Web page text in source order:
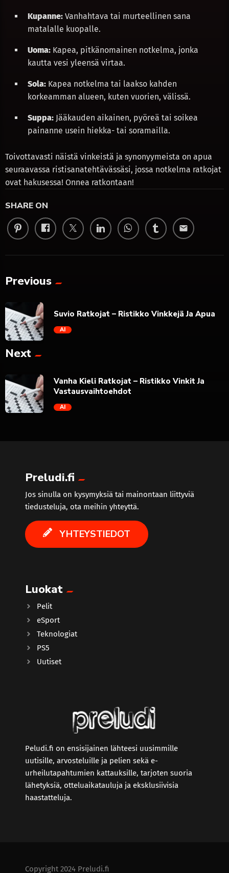
Kupanne: Vanhahtava tai murteellinen sana
matalalle kuopalle.
Uoma: Kapea, pitkänomainen notkelma, jonka
kautta vesi yleensä virtaa.
Sola: Kapea notkelma tai laakso kahden
korkeamman alueen, kuten vuorien, välissä.
Suppa: Jääkauden aikainen, pyöreä tai soikea
painanne usein hiekka- tai soramailla.
Toivottavasti näistä vinkeistä ja synonyymeista on apua
seuraavassa ristisanatehtävässäsi, jossa notkelma ratkojat
ovat hakusessa! Onnea ratkontaan!
SHARE ON
email
Previous
Suvio Ratkojat – Ristikko Vinkkejä Ja Apua
AI
Next
Vanha Kieli Ratkojat – Ristikko Vinkit Ja
Vastausvaihtoehdot
AI
Preludi.fi
Jos sinulla on kysymyksiä tai mainontaan liittyviä
tiedusteluja, ota meihin yhteyttä.
YHTEYSTIEDOT
Luokat
Pelit
eSport
Teknologiat
PS5
Uutiset
Peludi.fi on ensisijainen lähteesi uusimmille
uutisille, arvosteluille ja pelien sekä e-
urheilutapahtumien kattauksille, tarjoten suoria
lähetyksiä, otteluaikatauluja ja eksklusiivisia
haastatteluja.
Copyright 2024 Preludi.fi